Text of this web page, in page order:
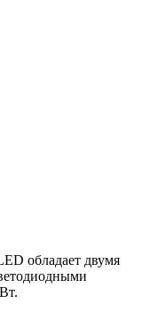
обладает двумя